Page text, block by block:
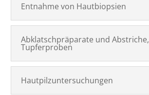
Entnahme von Hautbiopsien
Abklatschpräparate und Abstriche,
Tupferproben
Hautpilzuntersuchungen